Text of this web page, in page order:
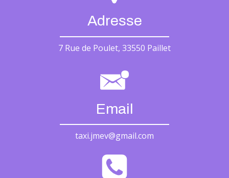
Adresse
7 Rue de Poulet, 33550 Paillet
Email
taxi.jmev@gmail.com